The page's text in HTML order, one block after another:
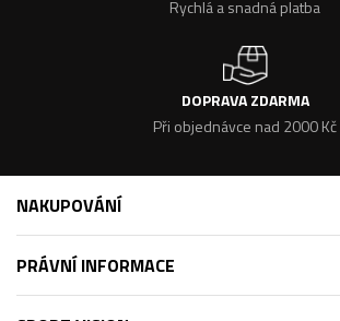
Rychlá a snadná platba
DOPRAVA ZDARMA
Při objednávce nad 2000 Kč
NAKUPOVÁNÍ
PRÁVNÍ INFORMACE